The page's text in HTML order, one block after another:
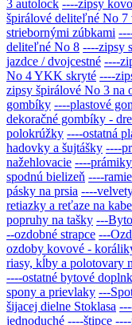
3 autolock ----zipsy
špirálové deliteľné No 7
striebornými zúbkami
deliteľné No 8 ----zipsy
jazdce / dvojcestné ----
No 4 YKK skryté ----
zipsy špirálové No 3 na
gombíky ----plastové
dekoračné gombíky -
polokrúžky ----ostatná
hadovky a šujtášky ----
nažehlovacie ----
spodnú bielizeň ----
pásky na prsia ----
retiazky a reťaze na
popruhy na tašky ---
--ozdobné strapce ---
ozdoby kovové -
riasy, kĺby a polotovary
----ostatné bytové
spony a prievlaky ---
šijacej dielne Stoklasa
jednoduché ----štipce